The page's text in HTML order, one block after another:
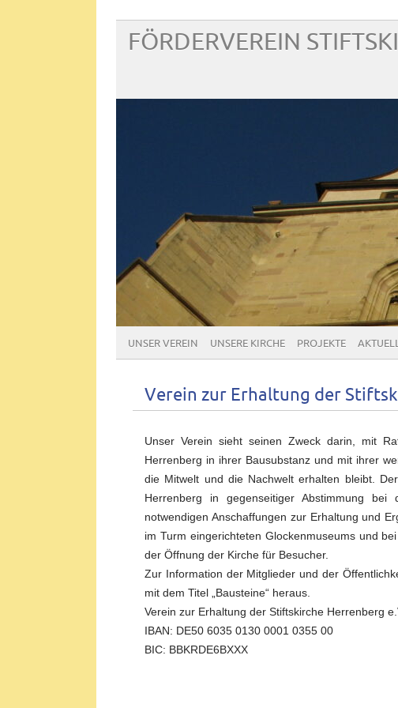
FÖRDERVEREIN
UNSER VEREIN UNSERE KIRCHE PROJEKTE
Verein zur Erhaltung der
Unser Verein sieht seinen Zweck darin, mit
Herrenberg in ihrer Bausubstanz und mit ihrer
die Mitwelt und die Nachwelt erhalten bleibt.
Herrenberg in gegenseitiger Abstimmung
notwendigen Anschaffungen zur Erhaltung und
im Turm eingerichteten Glockenmuseums und
der Öffnung der Kirche für Besucher.
Zur Information der Mitglieder und der
mit dem Titel „Bausteine“ heraus.
Verein zur Erhaltung der Stiftskirche Herrenberg
IBAN: DE50 6035 0130 0001 0355 00
BIC: BBKRDE6BXXX